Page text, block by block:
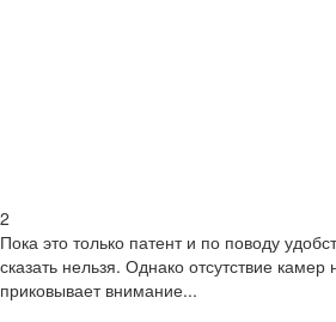
2
Пока это только патент и по поводу
сказать нельзя. Однако отсутствие
приковывает внимание...